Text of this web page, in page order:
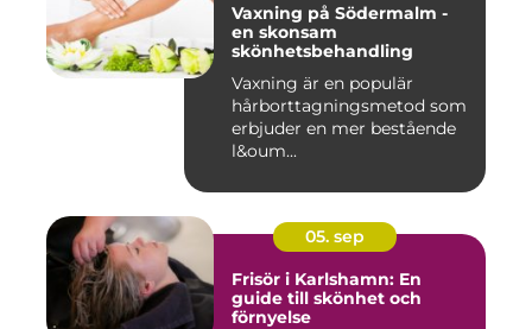
Vaxning på Södermalm -
en skonsam
skönhetsbehandling
Vaxning är en populär
hårborttagningsmetod som
erbjuder en mer bestående
l&oum...
05. sep
Frisör i Karlshamn: En
guide till skönhet och
förnyelse